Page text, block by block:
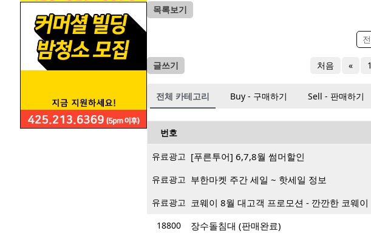
목록보기
글쓰기 처음 « 1
전체 카테고리 Buy - 구매하기 Sell - 판매하기
번호
유료광고 [푸른투어] 6,7,8월 썸머할인
유료광고 부한마켓 주간 세일 ~ 핫세일 정보
유료광고 코웨이 8월 대고객 프로모션 - 깐깐한 코웨이
18800
장수돌침대 (판매완료)